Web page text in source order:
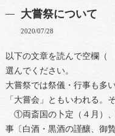
大嘗祭について
2020/07/28
以下の文章を読んで空欄
選んでください。
大嘗祭では祭儀・行事も多
「大嘗会」ともいわれる。
①両斎国の卜定（４月
事〔白酒・黒酒の謹釀、御